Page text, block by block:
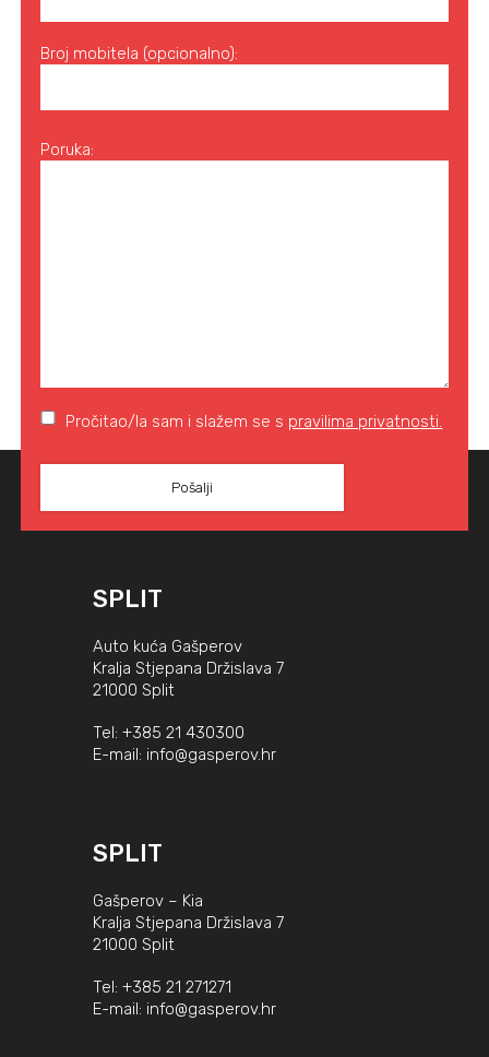
Broj mobitela (opcionalno):
Poruka:
Pročitao/la sam i slažem se s pravilima privatnosti.
SPLIT
Auto kuća Gašperov
Kralja Stjepana Držislava 7
21000 Split
Tel: +385 21 430300
E-mail: info@gasperov.hr
SPLIT
Gašperov – Kia
Kralja Stjepana Držislava 7
21000 Split
Tel: +385 21 271271
E-mail: info@gasperov.hr